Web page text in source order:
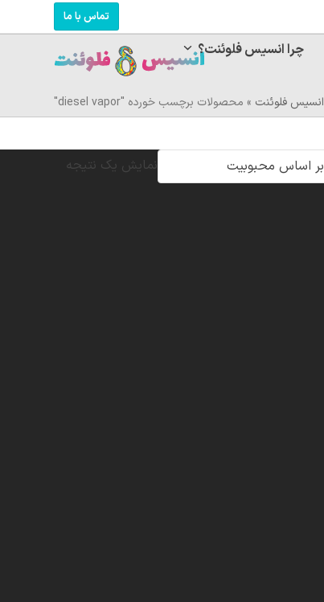
تماس با ما
چرا انسیس فلوئنت؟
انسیس فلوئنت » محصولات برچسب خورده "diesel vapor"
نمایش یک نتیجه